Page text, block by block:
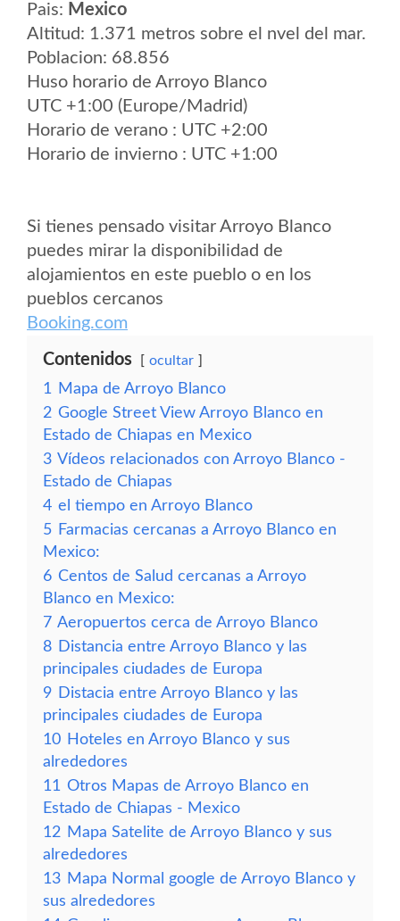
Pais: Mexico
Altitud: 1.371 metros sobre el nvel del mar.
Poblacion: 68.856
Huso horario de Arroyo Blanco
UTC +1:00 (Europe/Madrid)
Horario de verano : UTC +2:00
Horario de invierno : UTC +1:00
Si tienes pensado visitar Arroyo Blanco
puedes mirar la disponibilidad de
alojamientos en este pueblo o en los
pueblos cercanos
Booking.com
Contenidos ocultar
1
Mapa de Arroyo Blanco
2 Google Street View Arroyo Blanco en
Estado de Chiapas en Mexico
3 Vídeos relacionados con Arroyo Blanco -
Estado de Chiapas
4 el tiempo en Arroyo Blanco
5 Farmacias cercanas a Arroyo Blanco en
Mexico:
6 Centos de Salud cercanas a Arroyo
Blanco en Mexico:
7 Aeropuertos cerca de Arroyo Blanco
8 Distancia entre Arroyo Blanco y las
principales ciudades de Europa
9 Distacia entre Arroyo Blanco y las
principales ciudades de Europa
10 Hoteles en Arroyo Blanco y sus
alrededores
11 Otros Mapas de Arroyo Blanco en
Estado de Chiapas - Mexico
12 Mapa Satelite de Arroyo Blanco y sus
alrededores
13 Mapa Normal google de Arroyo Blanco y
sus alrededores